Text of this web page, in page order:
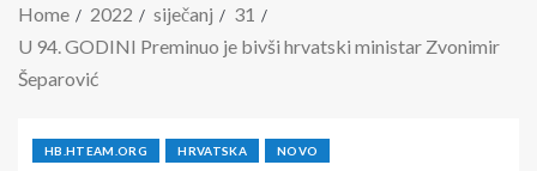
Home 2022 siječanj
31
U 94. GODINI Preminuo je bivši hrvatski ministar Zvonimir
Šeparović
HB.HTEAM.ORG HRVATSKA NOVO